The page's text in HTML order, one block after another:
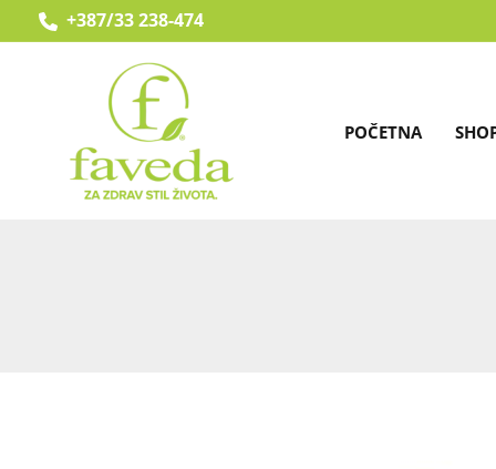
to
+387/33 238-474
POČETNA